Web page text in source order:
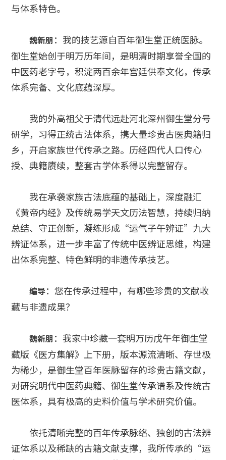
与体系特色。
魏新朋 ：我的技艺源自百年御生堂正统医脉。
御生堂始创于明万历年间，是明清时期享誉全国的
中医药老字号，积淀两百余年宫廷供奉文化，传承
体系完备、文化底蕴深厚。
我的外高祖父于清代远赴河北深州御生堂分号
研学，习得正统古法体系，携大量珍贵古医典籍归
乡，开启家族世代传承之路。历经四代人口传心
授、典籍赓续，整套古学体系得以完整留存。
我在承袭家族古法底蕴的基础上，深度融汇
《黄帝内经》及传统易学天文历法智慧，持续归纳
总结、守正创新，凝练形成“运气子午辨证”九大
辨证体系，进一步丰富了传统中医辨证思维，构建
出体系完整、特色鲜明的非遗传承技艺。
编导：您在传承过程中，有哪些珍贵的文献收
藏与非遗成果？
魏新朋 ：我家中珍藏一套明万历戊午年御生堂
藏版《医方集解》上下册，版本源流清晰、存世极
为稀少，是御生堂百年医脉留存的珍贵古籍文献，
对研究明代中医药典籍、御生堂传承谱系及传统古
医体系，具有极高的史料价值与学术研究价值。
依托清晰完整的百年传承脉络、独创的古法辨
证体系以及稀缺的古籍文献支撑，我所传承的“运